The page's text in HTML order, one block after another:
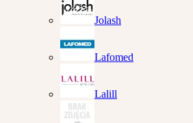
Jolash
Lafomed
Lalill